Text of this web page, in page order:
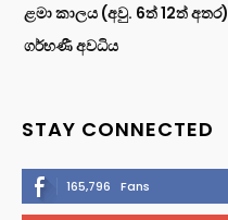
ළමා කාලය (අවු. 6ත් 12ත් අතර)
ගර්භණී අවධිය
STAY CONNECTED
165,796 Fans